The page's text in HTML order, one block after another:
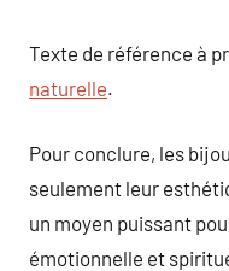
Texte de référence à
naturelle.
Pour conclure, les
seulement leur
un moyen puissant
émotionnelle et